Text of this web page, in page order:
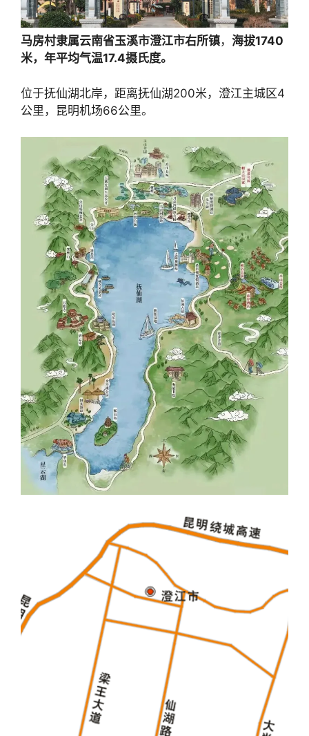
马房村隶属云南省玉溪市澄江市右所镇， 海拔1740
米，年平均气温17.4摄氏度。
位于抚仙湖北岸，距离抚仙湖200米，澄江主城区4
公里，昆明机场66公里。